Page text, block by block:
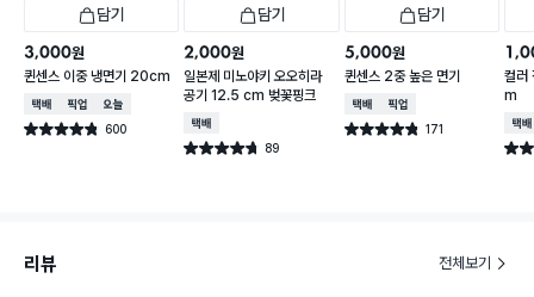
담기
3,000원
퀸센스 이중 냉면기 20cm
택배배송매장픽업오늘배송
별점 4.8점 600
건 작성
담기
2,000원
일본제 미노야키 오오히라
공기 12.5 cm 벚꽃핑크
택배배송
별점 4.7점 89
건 작성
담기
5,000원
퀸센스 2중 높은 면기
택배배송매장픽업
별점 4.8점 171
건 작성
컬러
m
택배
별점
리뷰 전체보기